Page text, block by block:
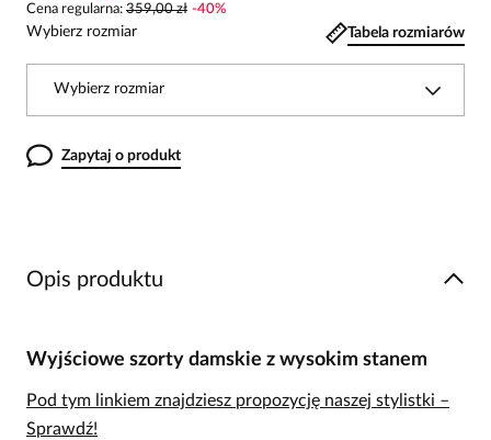
Cena regularna: 359,00 zł -40%
Wybierz rozmiar Tabela rozmiarów
Wybierz rozmiar
Zapytaj o produkt
Opis produktu
Wyjściowe szorty damskie z wysokim stanem
Pod tym linkiem znajdziesz propozycję naszej stylistki –
Sprawdź!